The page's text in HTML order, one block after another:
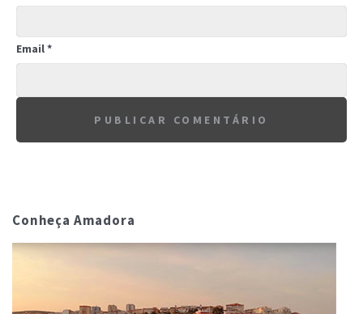
Email*
Conheça Amadora